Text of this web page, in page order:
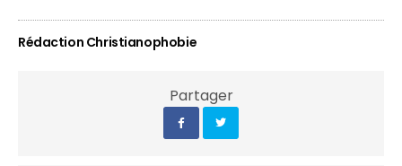
Rédaction Christianophobie
Partager